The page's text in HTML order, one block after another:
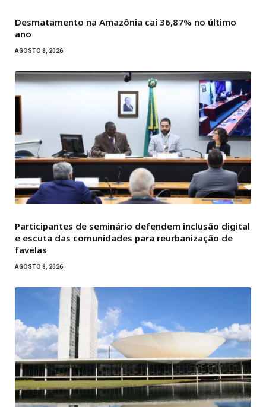
Desmatamento na Amazônia cai 36,87% no último
ano
AGOSTO 8, 2026
Participantes de seminário defendem inclusão digital
e escuta das comunidades para reurbanização de
favelas
AGOSTO 8, 2026